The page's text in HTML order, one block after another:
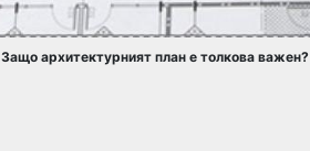
Защо архитектурният план е толкова важен?